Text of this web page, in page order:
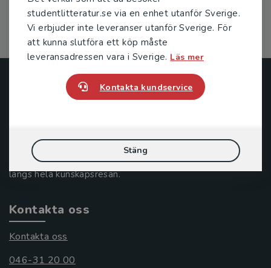
studentlitteratur.se via en enhet utanför Sverige.
Vi erbjuder inte leveranser utanför Sverige. För
att kunna slutföra ett köp måste
leveransadressen vara i Sverige. Läs mer
Kontakta kundservice
Stäng
190 krinkl. moms
Exkl. moms: 179 kr
Studentlitteratur
facklitteratur, utbildningar och digitala
informationstjänster i utbudet, finns Studentlitteratur med
längs hela kunskapsresan.
Kontakta oss
Kontakta oss
046-31 20 00